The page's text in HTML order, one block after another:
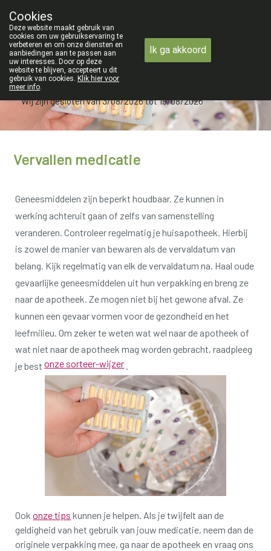
09 228 32 36
Wij zijn gesloten van 3/08/2026 tot 19/08/2026
Vervallen medicatie
Geneesmiddelen zijn beperkt houdbaar.Ze kunnen in
werking achteruit gaan of zelfs van samenstelling
veranderen.Controleer regelmatig je huisapotheek. Hierbij
is zowel de manier van bewaren als de vervaldatum van
belang. Kijk regelmatig van elk de vervaldatum na. Haal oude
gevaarlijke geneesmiddelen uit hun verpakking en breng ze
naar de apotheek.Ze mogen niet bij het gewone afval.Ze
kunnen een gevaar vormen voor de gezondheid en het
leefmilieu.Om zeker te weten wat wel naar de apotheek of
wat niet naar de apotheek mag worden gebracht, raadpleeg
je bestonze sorteer-wijzer.
Ookonze tips kunnen je helpen. Als je twijfelt aan de
geldigheid van het gebruik van jouw medicatie, neem dan de
originele verpakking mee, ga naar de apotheek en vraag ons
Cookies
Deze website maakt gebruik van
cookies om uw gebruikservaring te
verbeteren en om onze diensten en
aanbiedingen aan te passen aan
uw interesses. Door op deze
website te blijven, accepteert u dit
gebruik van cookies. Klik hier voor
meer info.
Ik ga akkoord